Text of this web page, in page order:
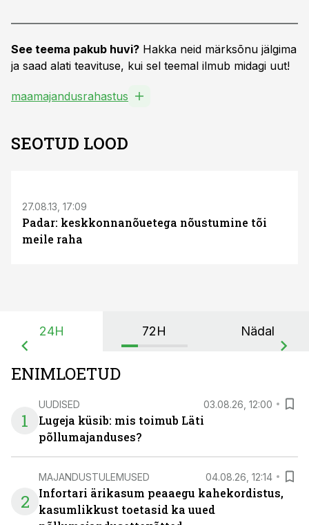
See teema pakub huvi? Hakka neid märksõnu jälgima
ja saad alati teavituse, kui sel teemal ilmub midagi uut!
maamajandusrahastus
SEOTUD LOOD
27.08.13, 17:09
Padar: keskkonnanõuetega nõustumine tõi
meile raha
24H 72H Nädal
ENIMLOETUD
1
UUDISED 03.08.26, 12:00
Lugeja küsib: mis toimub Läti
põllumajanduses?
2
MAJANDUSTULEMUSED 04.08.26, 12:14
Infortari ärikasum peaaegu kahekordistus,
kasumlikkust toetasid ka uued